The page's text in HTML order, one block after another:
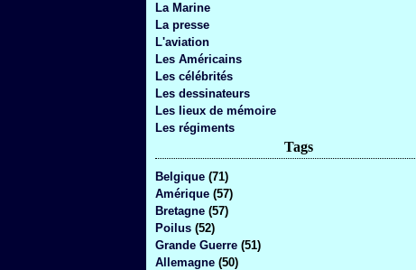
La Marine
La presse
L'aviation
Les Américains
Les célébrités
Les dessinateurs
Les lieux de mémoire
Les régiments
Tags
Belgique (71)
Amérique (57)
Bretagne (57)
Poilus (52)
Grande Guerre (51)
Allemagne (50)